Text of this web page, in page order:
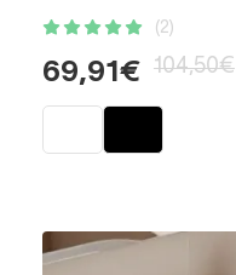
(2)
69,91€ 104,50€